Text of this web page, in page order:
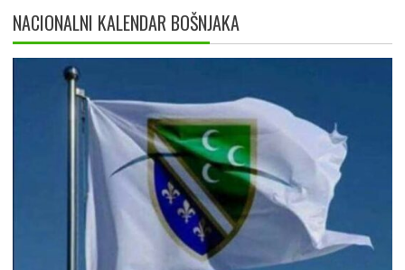
NACIONALNI KALENDAR BOŠNJAKA